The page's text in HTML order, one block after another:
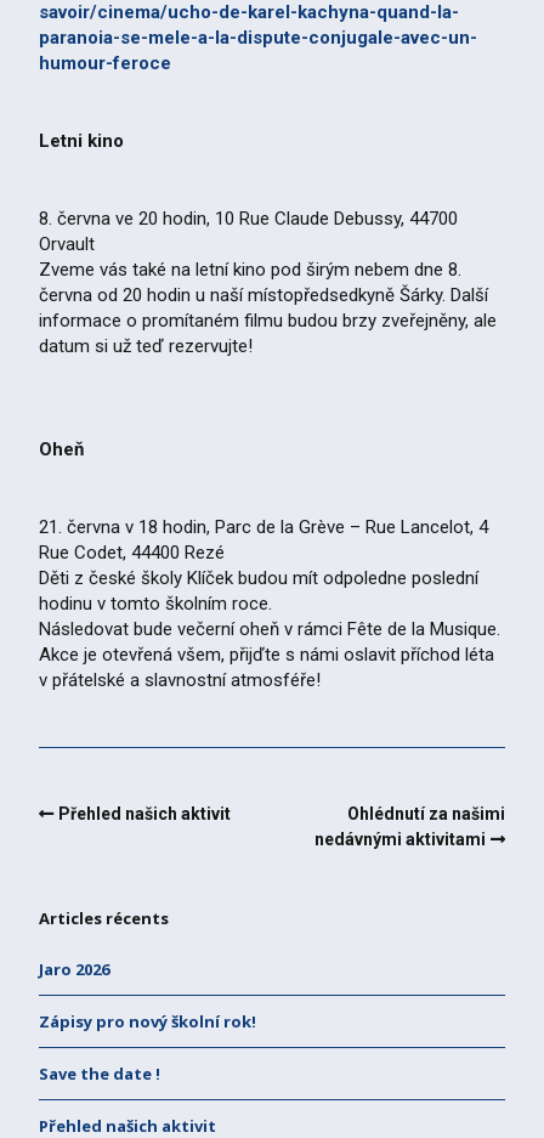
savoir/cinema/ucho-de-karel-kachyna-quand-la-
paranoia-se-mele-a-la-dispute-conjugale-avec-un-
humour-feroce
Letni kino
8. června ve 20 hodin, 10 Rue Claude Debussy, 44700
Orvault
Zveme vás také na letní kino pod širým nebem dne 8.
června od 20 hodin u naší místopředsedkyně Šárky. Další
informace o promítaném filmu budou brzy zveřejněny, ale
datum si už teď rezervujte!
Oheň
21. června v 18 hodin, Parc de la Grève – Rue Lancelot, 4
Rue Codet, 44400 Rezé
Děti z české školy Klíček budou mít odpoledne poslední
hodinu v tomto školním roce.
Následovat bude večerní oheň v rámci Fête de la Musique.
Akce je otevřená všem, přijďte s námi oslavit příchod léta
v přátelské a slavnostní atmosféře!
Přehled našich aktivit
Ohlédnutí za našimi
nedávnými aktivitami
Articles récents
Jaro 2026
Zápisy pro nový školní rok!
Save the date !
Přehled našich aktivit